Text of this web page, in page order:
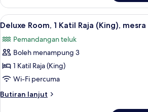
Suite,
Oceanfront
(Sorrento)
Lihat
semua
foto
untuk
Deluxe
Room,
1
Katil
Peralatan
2
Deluxe Room, 1 Katil Raja (King),
Pemandangan teluk
Boleh menampung 3
1 Katil Raja (King)
Wi-Fi percuma
Butiran lanjut
Butiran